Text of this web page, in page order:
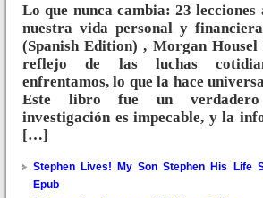
Lo que nunca cambia: 23
nuestra vida personal y
(Spanish Edition) , Morgan
reflejo de las luchas
enfrentamos, lo que la hace
Este libro fue un
investigación es impecable, y la
[…]
Stephen Lives! My Son Stephen His Life
Epub